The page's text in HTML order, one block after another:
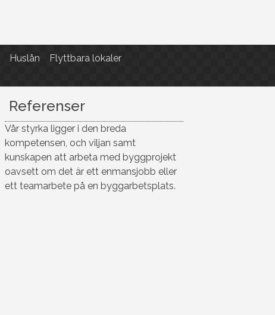
Huslån
Flyttbara lokaler
Referenser
Vår styrka ligger i den breda
kompetensen, och viljan samt
kunskapen att arbeta med byggprojekt
oavsett om det är ett enmansjobb eller
ett teamarbete på en byggarbetsplats.